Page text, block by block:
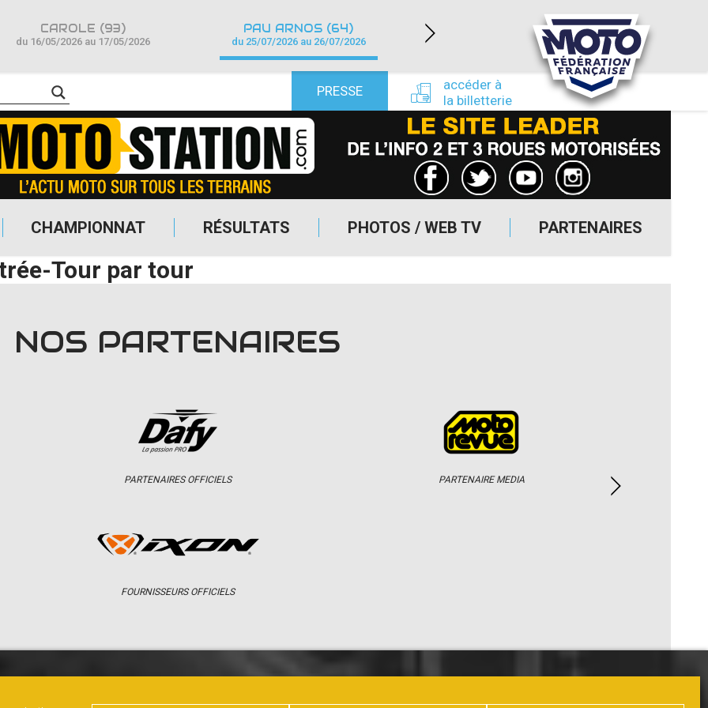
CHAMPIONNAT RÉSULTATS PHOTOS / WEB TV PARTENAIRES
PRESSE
accéder à
la billetterie
CAROLE (93)
du 16/05/2026 au 17/05/2026
PAU ARNOS (64)
du 25/07/2026 au 26/07/2026
LÉDENON (30)
du 22/08/2026 au 23/08/2026
Tour par tour
NOS PARTENAIRES
PARTENAIRES OFFICIELS
FOURNISSEURS OFFICIELS
PARTENAIRE MEDIA
CHAMPIONNAT RÉSULTATS PHOTOS / WEB TV PARTENAIRES